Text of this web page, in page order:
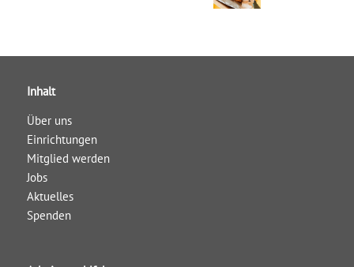
Inhalt
Über uns
Einrichtungen
Mitglied werden
Jobs
Aktuelles
Spenden